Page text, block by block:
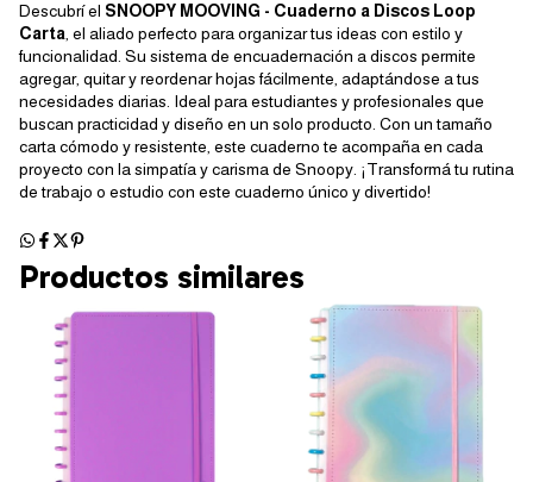
Descubrí el SNOOPY MOOVING - Cuaderno a Discos Loop
Carta , el aliado perfecto para organizar tus ideas con estilo y
funcionalidad. Su sistema de encuadernación a discos permite
agregar, quitar y reordenar hojas fácilmente, adaptándose a tus
necesidades diarias. Ideal para estudiantes y profesionales que
buscan practicidad y diseño en un solo producto. Con un tamaño
carta cómodo y resistente, este cuaderno te acompaña en cada
proyecto con la simpatía y carisma de Snoopy. ¡Transformá tu rutina
de trabajo o estudio con este cuaderno único y divertido!
Productos similares